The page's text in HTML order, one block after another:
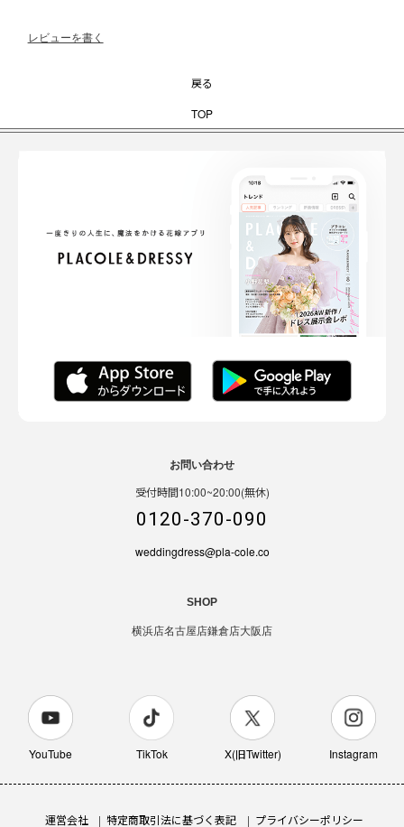
レビューを書く
戻る
TOP
お問い合わせ
受付時間10:00~20:00(無休)
0120-370-090
weddingdress@pla-cole.co
SHOP
横浜店名古屋店鎌倉店大阪店
YouTube TikTok X(旧Twitter) Instagram
運営会社 特定商取引法に基づく表記 プライバシーポリシー